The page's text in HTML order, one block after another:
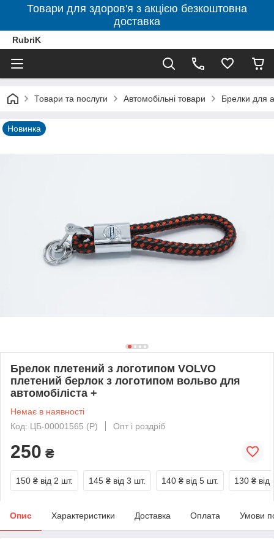
Товари для здоров'я з акцією безкоштовна
доставка
RubriK
Товари та послуги Автомобільні товари Брелки для
Новинка
Брелок плетений з логотипом VOLVO
плетений берлок з логотипом вольво для
автомобіліста +
Немає в наявності
Код: ЦБ-00001565 (P)
Опт і роздріб
250 ₴
150 ₴ від 2 шт. 145 ₴ від 3 шт. 140 ₴ від 5 шт. 130 ₴ від
Опис Характеристики Доставка Оплата Умови